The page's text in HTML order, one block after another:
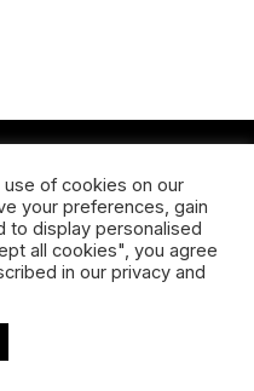
of cookies on our
your preferences, gain
to display personalised
all cookies", you agree
in our privacy and